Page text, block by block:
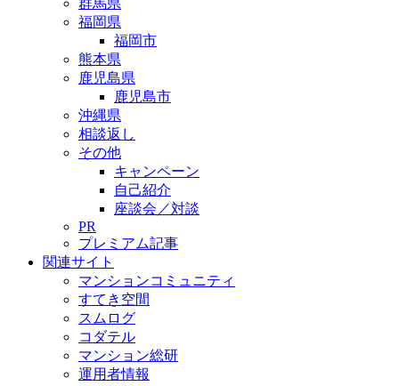
群馬県
福岡県
福岡市
熊本県
鹿児島県
鹿児島市
沖縄県
相談返し
その他
キャンペーン
自己紹介
座談会／対談
PR
プレミアム記事
関連サイト
マンションコミュニティ
すてき空間
スムログ
コダテル
マンション総研
運用者情報